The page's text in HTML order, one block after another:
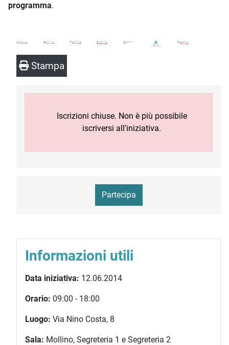
programma.
Stampa
Iscrizioni chiuse. Non è più possibile
iscriversi all'iniziativa.
Partecipa
Informazioni utili
Data iniziativa: 12.06.2014
Orario: 09:00 - 18:00
Luogo: Via Nino Costa, 8
Sala: Mollino, Segreteria 1 e Segreteria 2